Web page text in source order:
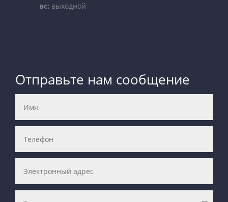
вс: выходной
Отправьте нам сообщение